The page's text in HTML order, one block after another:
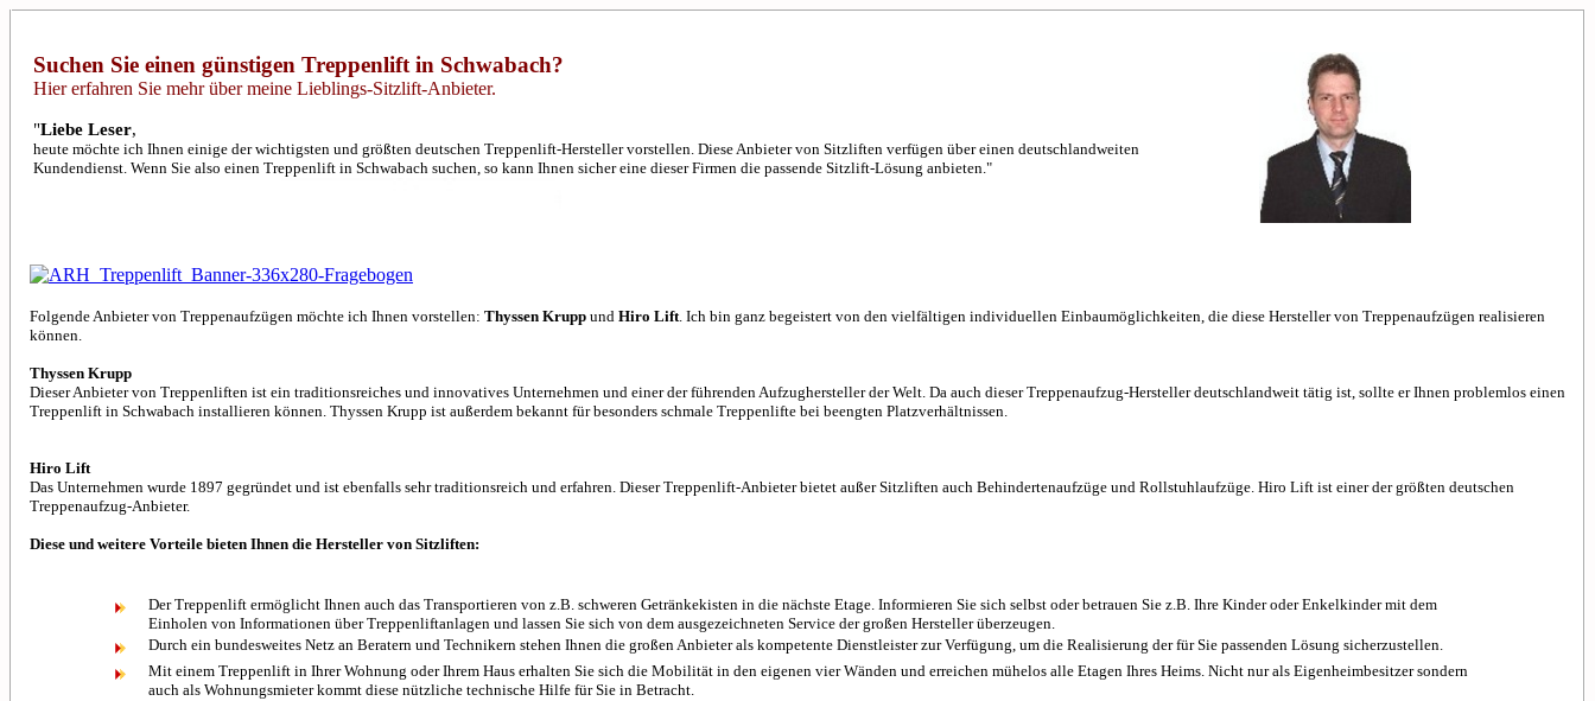
Suchen Sie einen günstigen Treppenlift in Schwabach?
Hier erfahren Sie mehr über meine Lieblings-Sitzlift-Anbieter.
"Liebe Leser,
heute möchte ich Ihnen einige der wichtigsten und größten deutschen Treppenlift-Hersteller vorstellen. Diese Anbieter von Sitzliften verfügen über einen deutschlandweiten
Kundendienst. Wenn Sie also einen Treppenlift in Schwabach suchen, so kann Ihnen sicher eine dieser Firmen die passende Sitzlift-Lösung anbieten."
Folgende Anbieter von Treppenaufzügen möchte ich Ihnen vorstellen: Thyssen Krupp und Hiro Lift. Ich bin ganz begeistert von den vielfältigen individuellen Einbaumöglichkeiten, die diese Hersteller von Treppenaufzügen realisieren
können.
Thyssen Krupp
Dieser Anbieter von Treppenliften ist ein traditionsreiches und innovatives Unternehmen und einer der führenden Aufzughersteller der Welt. Da auch dieser Treppenaufzug-Hersteller deutschlandweit tätig ist, sollte er Ihnen problemlos einen
Treppenlift in Schwabach installieren können. Thyssen Krupp ist außerdem bekannt für besonders schmale Treppenlifte bei beengten Platzverhältnissen.
Hiro Lift
Das Unternehmen wurde 1897 gegründet und ist ebenfalls sehr traditionsreich und erfahren. Dieser Treppenlift-Anbieter bietet außer Sitzliften auch Behindertenaufzüge und Rollstuhlaufzüge. Hiro Lift ist einer der größten deutschen
Treppenaufzug-Anbieter.
Diese und weitere Vorteile bieten Ihnen die Hersteller von Sitzliften:
Der Treppenlift ermöglicht Ihnen auch das Transportieren von z.B. schweren Getränkekisten in die nächste Etage. Informieren Sie sich selbst oder betrauen Sie z.B. Ihre Kinder oder Enkelkinder mit dem
Einholen von Informationen über Treppenliftanlagen und lassen Sie sich von dem ausgezeichneten Service der großen Hersteller überzeugen.
Durch ein bundesweites Netz an Beratern und Technikern stehen Ihnen die großen Anbieter als kompetente Dienstleister zur Verfügung, um die Realisierung der für Sie passenden Lösung sicherzustellen.
Mit einem Treppenlift in Ihrer Wohnung oder Ihrem Haus erhalten Sie sich die Mobilität in den eigenen vier Wänden und erreichen mühelos alle Etagen Ihres Heims. Nicht nur als Eigenheimbesitzer sondern
auch als Wohnungsmieter kommt diese nützliche technische Hilfe für Sie in Betracht.